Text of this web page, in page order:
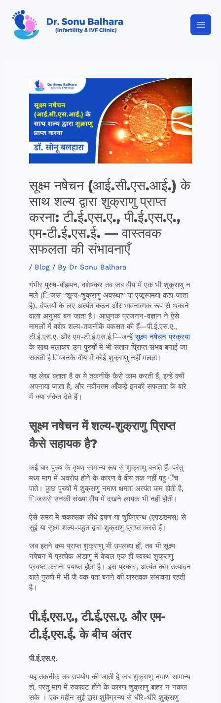
सूक्ष्म नषेचन (आई.सी.एस.आई.) के
साथ शल्य द्वारा शुक्राणु प्राप्त
करना: टी.ई.एस.ए., पी.ई.एस.ए.,
एम-टी.ई.एस.ई. — वास्तवक
सफलता की संभावनाएँ
/ Blog/ By Dr Sonu Balhara
गंभीर पुरुष-बाँझपन, वशेषकर तब जब वीय में एक भी शुक्राणु न
मले (िजस “शून्य-शुक्राणु अवस्था” या एजूस्पमया कहा जाता
है), दंपतयों के लए अत्यंत कठन और भावनात्मक रूप से थकाने
वाला अनुभव बन जाता है। आधुनक प्रजनन-वज्ञान ने ऐसे
मामलों में वशेष शल्य-तकनीकें वकसत की हैं—पी.ई.एस.ए.,
टी.ई.एस.ए. और एम-टी.ई.एस.ई.—िजन्हेंसूक्ष्म नषेचन प्रक्रया
के साथ मलाकर उन पुरुषों में भी संतान प्रािप्त संभव बनाई जा
सकती है िजनके वीय में कोई शुक्राणु नहीं मलता।
यह लेख बताता है क ये तकनीकें कैसे काम करती हैं, इन्हें क्यों
अपनाया जाता है, और नवीनतम आँकड़े इनकी सफलता के बारे
में क्या संकेत देते हैं।
सूक्ष्म नषेचन में शल्य-शुक्राणु प्रािप्त
कैसे सहायक है?
कई बार पुरुष के वृषण सामान्य रूप से शुक्राणु बनाते हैं, परंतु
मध्य माग में अवरोध होने के कारण वे वीय तक नहीं पहु ँच
पाते। कुछ पुरुषों में शुक्राणु नमाण क्षमता अत्यंत कम होती है,
िजससे उनकी संख्या वीय में दखने लायक भी नहीं होती।
ऐसे समय में चकत्सक सीधे वृषण या शुक्ग्रिन्थ (एपडडमस) से
सुई या सूक्ष्म शल्य-पद्धत द्वारा शुक्राणु प्राप्त करते हैं।
जब इतने कम प्राप्त शुक्राणु भी उपलब्ध हों, तब भी सूक्ष्म
नषेचन में प्रत्येक अंडाणु में केवल एक ही स्वस्थ शुक्राणु
प्रवष्ट कराना पयाप्त होता है। इस प्रकार, अत्यंत कम उत्पादन
वाले पुरुषों में भी जै वक पता बनने की वास्तवक संभावना रहती
है।
पी.ई.एस.ए., टी.ई.एस.ए. और एम-
टी.ई.एस.ई. के बीच अंतर
पी.ई.एस.ए.
यह तकनीक तब उपयोग की जाती है जब शुक्राणु नमाण सामान्य
हो, परंतु माग में रुकावट होने के कारण शुक्राणु बाहर न नकल
सके । एक महीन सुई द्वारा शुक्ग्रिन्थ से धीरे-धीरे शुक्राणु